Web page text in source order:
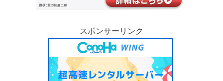
スポンサーリンク